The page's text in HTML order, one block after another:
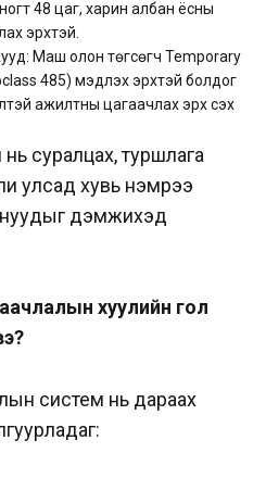
48 цаг, харин албан ёсны
эрхтэй.
Маш олон төгсөгч Temporary
485) мэдүүлэх эрхтэй болдог
ажилтны цагаачлах эрх үүсэх
суралцах, туршлага
улсад хувь нэмрээ
дэмжихэд
хуулийн гол
систем нь дараах